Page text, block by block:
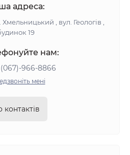
адреса:
, вул. Геологів ,
19
нам:
966-8866
мені
контактів